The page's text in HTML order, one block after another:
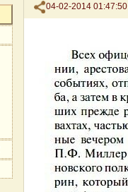
Поделиться
04-02-2014 01:47:50